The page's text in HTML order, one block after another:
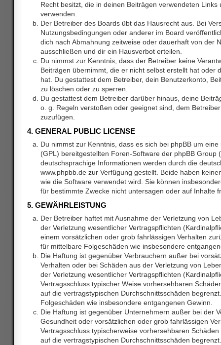
Recht besitzt, die in deinen Beiträgen verwendeten Links
verwenden.
Der Betreiber des Boards übt das Hausrecht aus. Bei
Nutzungsbedingungen oder anderer im Board
dich nach Abmahnung zeitweise oder dauerhaft von der
ausschließen und dir ein Hausverbot erteilen.
Du nimmst zur Kenntnis, dass der Betreiber keine
Beiträgen übernimmt, die er nicht selbst erstellt hat oder
hat. Du gestattest dem Betreiber, dein Benutzerkonto,
zu löschen oder zu sperren.
Du gestattest dem Betreiber darüber hinaus, deine
o. g. Regeln verstoßen oder geeignet sind, dem
zuzufügen.
4. GENERAL PUBLIC LICENSE
Du nimmst zur Kenntnis, dass es sich bei phpBB um
(GPL) bereitgestellten Foren-Software der phpBB Group
deutschsprachige Informationen werden durch die
www.phpbb.de zur Verfügung gestellt. Beide haben
wie die Software verwendet wird. Sie können
für bestimmte Zwecke nicht untersagen oder auf Inhalte
5. GEWÄHRLEISTUNG
Der Betreiber haftet mit Ausnahme der Verletzung von
der Verletzung wesentlicher Vertragspflichten
einem vorsätzlichen oder grob fahrlässigen Verhalten
für mittelbare Folgeschäden wie insbesondere
Die Haftung ist gegenüber Verbrauchern außer bei
Verhalten oder bei Schäden aus der Verletzung von
der Verletzung wesentlicher Vertragspflichten
Vertragsschluss typischer Weise vorhersehbaren
auf die vertragstypischen Durchschnittsschäden
Folgeschäden wie insbesondere entgangenen Gewinn.
Die Haftung ist gegenüber Unternehmern außer bei der
Gesundheit oder vorsätzlichen oder grob fahrlässigen
Vertragsschluss typischerweise vorhersehbaren
auf die vertragstypischen Durchschnittsschäden